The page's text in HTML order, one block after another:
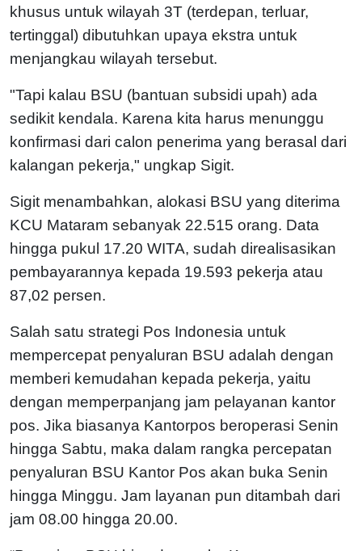
khusus untuk wilayah 3T (terdepan, terluar,
tertinggal) dibutuhkan upaya ekstra untuk
menjangkau wilayah tersebut.
"Tapi kalau BSU (bantuan subsidi upah) ada
sedikit kendala. Karena kita harus menunggu
konfirmasi dari calon penerima yang berasal dari
kalangan pekerja," ungkap Sigit.
Sigit menambahkan, alokasi BSU yang diterima
KCU Mataram sebanyak 22.515 orang. Data
hingga pukul 17.20 WITA, sudah direalisasikan
pembayarannya kepada 19.593 pekerja atau
87,02 persen.
Salah satu strategi Pos Indonesia untuk
mempercepat penyaluran BSU adalah dengan
memberi kemudahan kepada pekerja, yaitu
dengan memperpanjang jam pelayanan kantor
pos. Jika biasanya Kantorpos beroperasi Senin
hingga Sabtu, maka dalam rangka percepatan
penyaluran BSU Kantor Pos akan buka Senin
hingga Minggu. Jam layanan pun ditambah dari
jam 08.00 hingga 20.00.